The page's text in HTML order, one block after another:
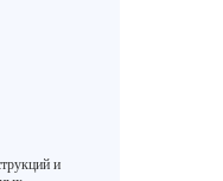
и